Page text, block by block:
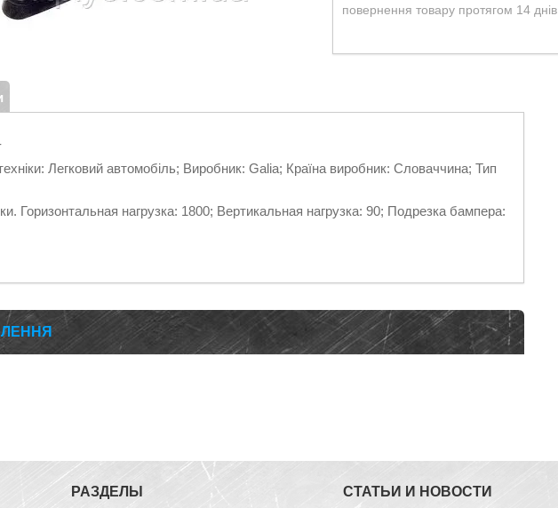
повернення товару протягом 14 днів
Легковий автомобіль; Виробник: Galia; Країна виробник: Словаччина; Тип
Горизонтальная нагрузка: 1800; Вертикальная нагрузка: 90; Подрезка бампера:
РАЗДЕЛЫ СТАТЬИ И НОВОСТИ